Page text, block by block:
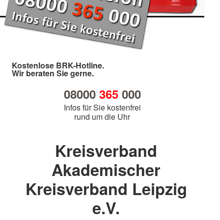
Kostenlose BRK-Hotline.
Wir beraten Sie gerne.
08000 365000
Infos für Sie kostenfrei
rund um die Uhr
Kreisverband
Akademischer
Kreisverband Leipzig
e.V.